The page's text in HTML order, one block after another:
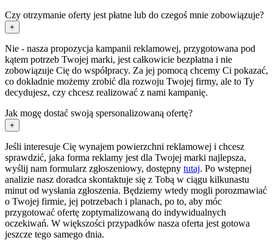
Czy otrzymanie oferty jest płatne lub do czegoś mnie zobowiązuje?
+
Nie - nasza propozycja kampanii reklamowej, przygotowana pod
kątem potrzeb Twojej marki, jest całkowicie bezpłatna i nie
zobowiązuje Cię do współpracy. Za jej pomocą chcemy Ci pokazać,
co dokładnie możemy zrobić dla rozwoju Twojej firmy, ale to Ty
decydujesz, czy chcesz realizować z nami kampanię.
Jak mogę dostać swoją spersonalizowaną ofertę?
+
Jeśli interesuje Cię wynajem powierzchni reklamowej i chcesz
sprawdzić, jaka forma reklamy jest dla Twojej marki najlepsza,
wyślij nam formularz zgłoszeniowy, dostępny tutaj. Po wstępnej
analizie nasz doradca skontaktuje się z Tobą w ciągu kilkunastu
minut od wysłania zgłoszenia. Będziemy wtedy mogli porozmawiać
o Twojej firmie, jej potrzebach i planach, po to, aby móc
przygotować ofertę zoptymalizowaną do indywidualnych
oczekiwań. W większości przypadków nasza oferta jest gotowa
jeszcze tego samego dnia.